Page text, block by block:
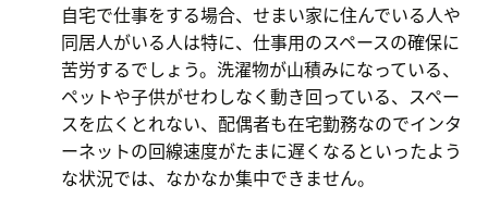
自宅で仕事をする場合、せまい家に住んでいる人や
同居人がいる人は特に、仕事用のスペースの確保に
苦労するでしょう。洗濯物が山積みになっている、
ペットや子供がせわしなく動き回っている、スペー
スを広くとれない、配偶者も在宅勤務なのでインタ
ーネットの回線速度がたまに遅くなるといったよう
な状況では、なかなか集中できません。